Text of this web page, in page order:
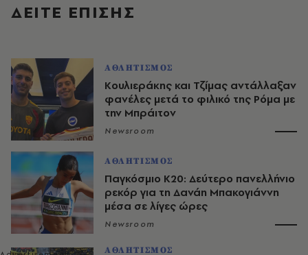
ΔΕΙΤΕ ΕΠΙΣΗΣ
ΑΘΛΗΤΙΣΜΟΣ
Κουλιεράκης και Τζίμας αντάλλαξαν
φανέλες μετά το φιλικό της Ρόμα με
την Μπράιτον
Newsroom
ΑΘΛΗΤΙΣΜΟΣ
Παγκόσμιο Κ20: Δεύτερο πανελλήνιο
ρεκόρ για τη Δανάη Μπακογιάννη
μέσα σε λίγες ώρες
Newsroom
ΑΘΛΗΤΙΣΜΟΣ